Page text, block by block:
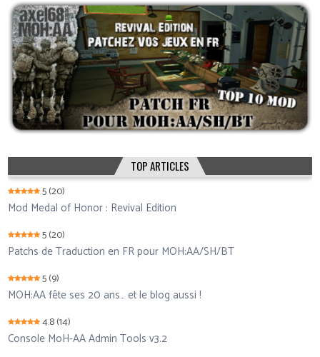
TOP ARTICLES
5(20)
Mod Medal of Honor : Revival Edition
5(20)
Patchs de Traduction en FR pour MOH:AA/SH/BT
5(9)
MOH:AA fête ses 20 ans… et le blog aussi !
4.8(14)
Console MoH-AA Admin Tools v3.2